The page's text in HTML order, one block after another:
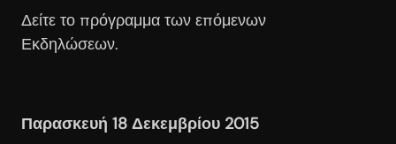
Δείτε το πρόγραμμα των επόμενων
Εκδηλώσεων.
Παρασκευή 18 Δεκεμβρίου 2015